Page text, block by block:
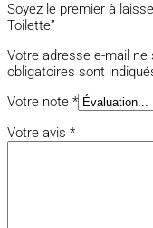
Soyez le premier à
Toilette”
Votre adresse e-mail ne
obligatoires sont
Votre note *
Votre avis *